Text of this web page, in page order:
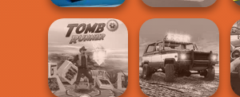
Checkers RPG:
Online PvP
Battl...
Flipper Dunk 3D